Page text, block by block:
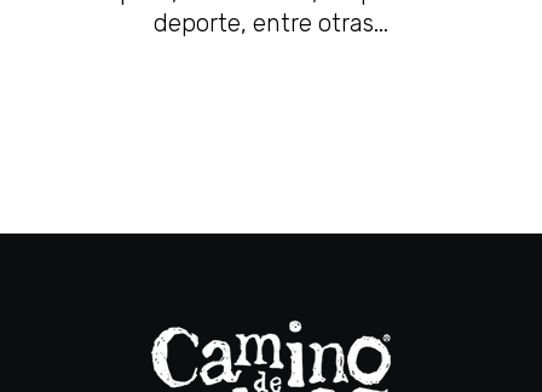
deporte, entre otras...